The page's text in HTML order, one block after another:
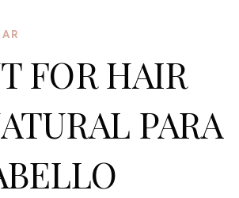
FOR HAIR
PARA